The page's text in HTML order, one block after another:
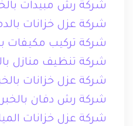
شركة رش مبيدات
شركة عزل خزانات
شركة تركيب مكيفات
شركة تنظيف منازل
شركة عزل خزانات
شركة رش دفان بالخبر
شركة عزل خزانات